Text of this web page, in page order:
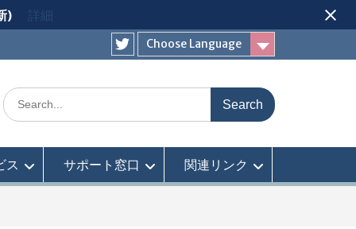
) 詳細
Choose Language
Twitter
Search
for:
ス サポート窓口 関連リンク